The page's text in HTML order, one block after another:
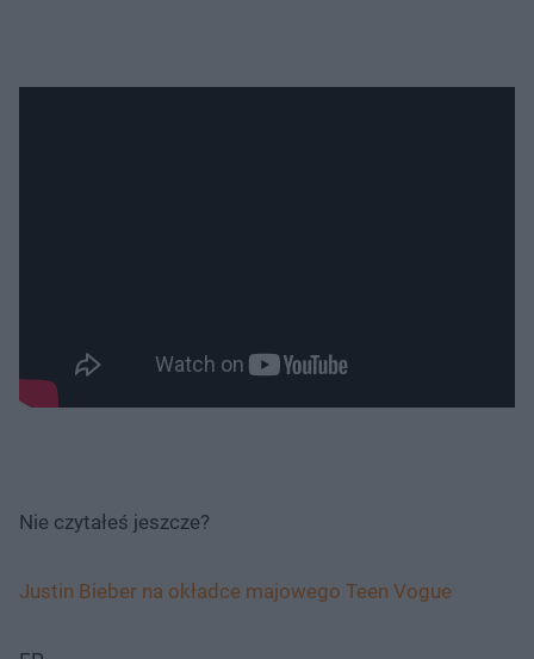
Nie czytałeś jeszcze?
Justin Bieber na okładce majowego Teen Vogue